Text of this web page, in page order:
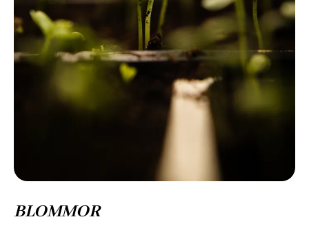
BLOMMOR